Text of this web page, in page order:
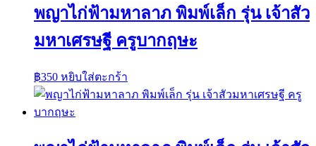
พญาไก่ฟ้ามหาลาภ พิมพ์เล็ก รุ่น เจ้าสัว
มหาเศรษฐี ครูบากฤษะ
฿350 หยิบใส่ตะกร้า